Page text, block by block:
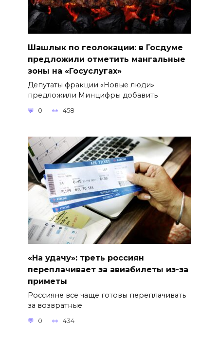
Шашлык по геолокации: в Госдуме
предложили отметить мангальные
зоны на «Госуслугах»
Депутаты фракции «Новые люди»
предложили Минцифры добавить
0 458
«На удачу»: треть россиян
переплачивает за авиабилеты из-за
приметы
Россияне все чаще готовы переплачивать
за возвратные
0 434